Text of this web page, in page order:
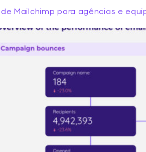
Mailchimp para agências e